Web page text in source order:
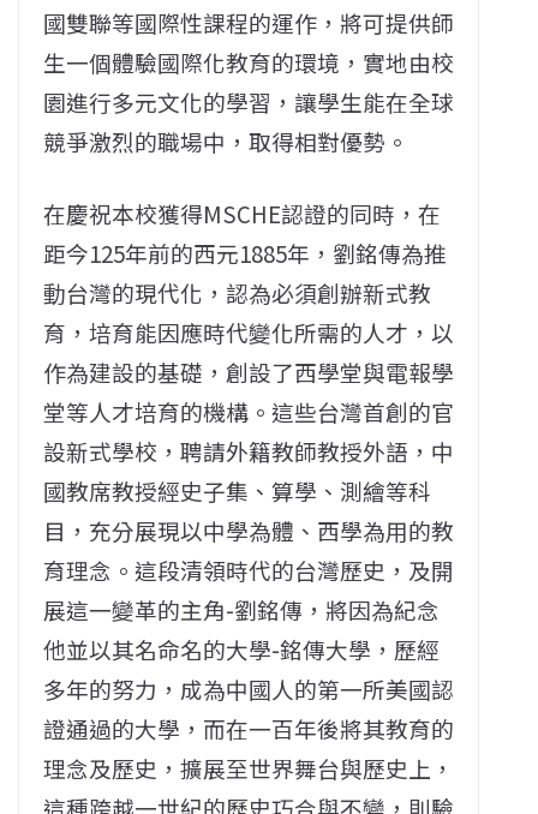
國雙聯等國際性課程的運作，將可提供師
生一個體驗國際化教育的環境，實地由校
園進行多元文化的學習，讓學生能在全球
競爭激烈的職場中，取得相對優勢。
在慶祝本校獲得MSCHE認證的同時，在
距今125年前的西元1885年，劉銘傳為推
動台灣的現代化，認為必須創辦新式教
育，培育能因應時代變化所需的人才，以
作為建設的基礎，創設了西學堂與電報學
堂等人才培育的機構。這些台灣首創的官
設新式學校，聘請外籍教師教授外語，中
國教席教授經史子集、算學、測繪等科
目，充分展現以中學為體、西學為用的教
育理念。這段清領時代的台灣歷史，及開
展這一變革的主角-劉銘傳，將因為紀念
他並以其名命名的大學-銘傳大學，歷經
多年的努力，成為中國人的第一所美國認
證通過的大學，而在一百年後將其教育的
理念及歷史，擴展至世界舞台與歷史上，
這種跨越一世紀的歷史巧合與不變，則驗